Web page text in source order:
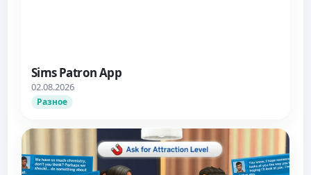
Sims Patron App
02.08.2026
Разное